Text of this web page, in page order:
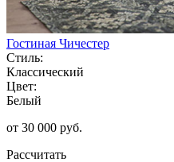
Гостиная Чичестер
Стиль:
Классический
Цвет:
Белый
от 30 000 руб.
Рассчитать